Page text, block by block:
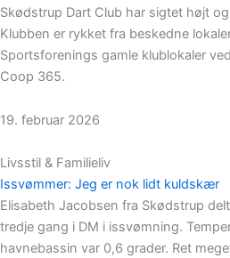
Skødstrup Dart Club har sigtet højt og
Klubben er rykket fra beskedne
Sportsforenings gamle klublokaler
Coop 365.
19. februar 2026
Livsstil & Familieliv
Issvømmer: Jeg er nok lidt kuldskær
Elisabeth Jacobsen fra Skødstrup
tredje gang i DM i issvømning.
havnebassin var 0,6 grader. Ret